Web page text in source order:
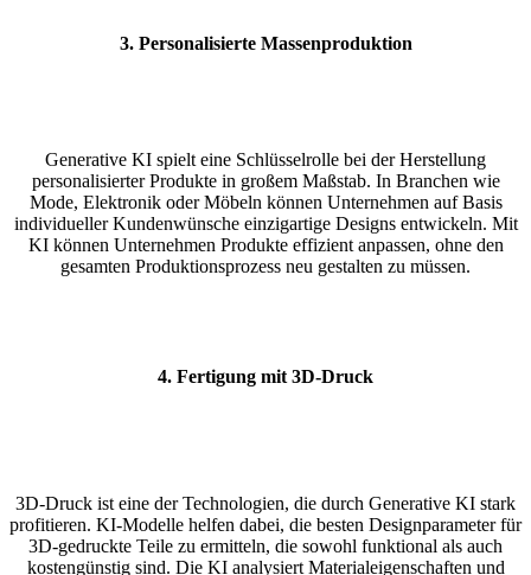
3. Personalisierte Massenproduktion
Generative KI spielt eine Schlüsselrolle bei der Herstellung
personalisierter Produkte in großem Maßstab. In Branchen wie
Mode, Elektronik oder Möbeln können Unternehmen auf Basis
individueller Kundenwünsche einzigartige Designs entwickeln. Mit
KI können Unternehmen Produkte effizient anpassen, ohne den
gesamten Produktionsprozess neu gestalten zu müssen.
4. Fertigung mit 3D-Druck
3D-Druck ist eine der Technologien, die durch Generative KI stark
profitieren. KI-Modelle helfen dabei, die besten Designparameter für
3D-gedruckte Teile zu ermitteln, die sowohl funktional als auch
kostengünstig sind. Die KI analysiert Materialeigenschaften und